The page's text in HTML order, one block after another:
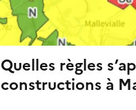
Quelles règles
constructions à